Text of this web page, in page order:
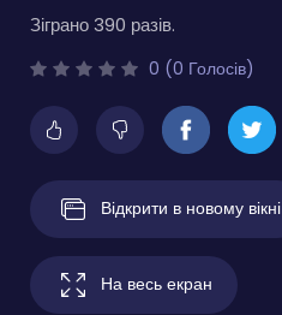
Зіграно 390 разів.
0 (0 Голосів)
Відкрити в новому вікні
На весь екран